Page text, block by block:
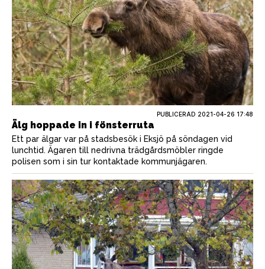
PUBLICERAD 2021-04-26 17:48
Älg hoppade in i fönsterruta
Ett par älgar var på stadsbesök i Eksjö på söndagen vid
lunchtid. Ägaren till nedrivna trädgårdsmöbler ringde
polisen som i sin tur kontaktade kommunjägaren.